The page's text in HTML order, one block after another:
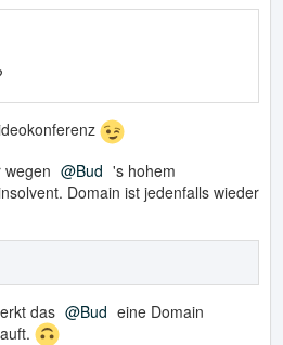
wegen
Bud 's hohem
Domain ist jedenfalls wieder
das Bud eine Domain